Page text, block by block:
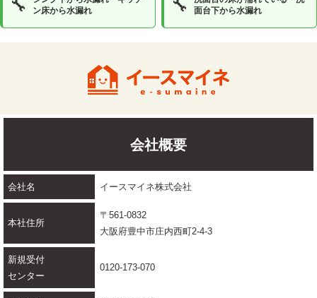
🔧
ン床から水漏れ
🔧
面台下から水漏れ
会社概要
会社名 イースマイネ株式会社
本社住所
〒561-0832
大阪府豊中市庄内西町2-4-3
新規受付
センター
0120-173-070